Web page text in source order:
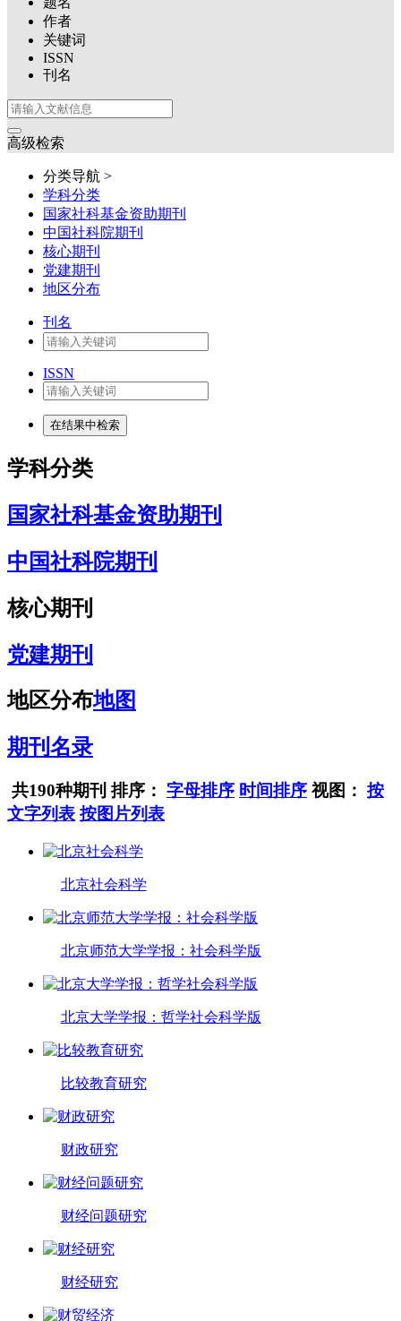
作者
关键词
ISSN
刊名
高级检索
分类导航 >
学科分类
国家社科基金资助期刊
中国社科院期刊
核心期刊
党建期刊
地区分布
刊名
ISSN
学科分类
国家社科基金资助期刊
中国社科院期刊
核心期刊
党建期刊
地区分布地图
期刊名录
共190种期刊 排序： 字母排序 时间排序 视图： 按
文字列表 按图片列表
北京社会科学
北京师范大学学报：社会科学版
北京大学学报：哲学社会科学版
比较教育研究
财政研究
财经问题研究
财经研究